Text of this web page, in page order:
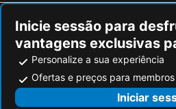
Inicie sessão para
vantagens exclusivas
Personalize a sua experiência
Ofertas e preços para membros
Iniciar